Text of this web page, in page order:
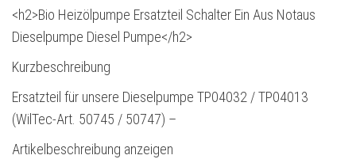
<h2>Bio Heizölpumpe Ersatzteil Schalter Ein Aus Notaus
Dieselpumpe Diesel Pumpe</h2>
Kurzbeschreibung
Ersatzteil für unsere Dieselpumpe TP04032 / TP04013
(WilTec-Art. 50745 / 50747) –
Artikelbeschreibung anzeigen